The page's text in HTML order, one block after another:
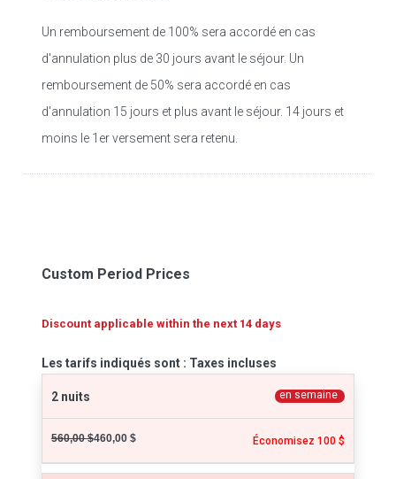
Un remboursement de 100% sera accordé en cas
d'annulation plus de 30 jours avant le séjour. Un
remboursement de 50% sera accordé en cas
d'annulation 15 jours et plus avant le séjour. 14 jours et
moins le 1er versement sera retenu.
Custom Period Prices
Discount applicable within the next 14 days
Les tarifs indiqués sont : Taxes incluses
2 nuits en semaine
560,00 $460,00 $ Économisez 100 $